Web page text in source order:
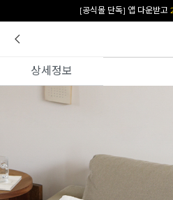
카카오 플친 추가하면1천
상세정보